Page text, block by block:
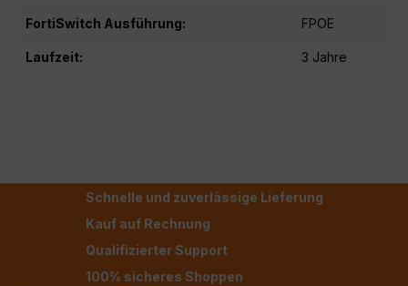
FortiSwitch Ausführung: FPOE
Laufzeit: 3 Jahre
Schnelle und zuverlässige Lieferung
Kauf auf Rechnung
Qualifizierter Support
100% sicheres Shoppen